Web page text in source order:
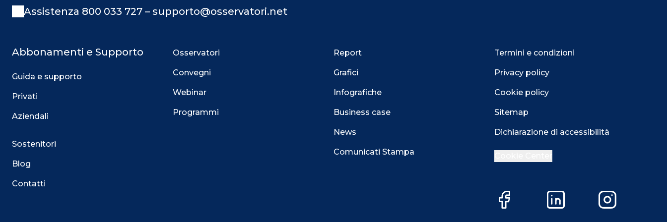
Assistenza 800 033 727 – supporto@osservatori.net
Abbonamenti e Supporto
Guida e supporto
Privati
Aziendali
Sostenitori
Blog
Contatti
Osservatori
Convegni
Webinar
Programmi
Report
Grafici
Infografiche
Business case
News
Comunicati Stampa
Termini e condizioni
Privacy policy
Cookie policy
Sitemap
Dichiarazione di accessibilità
Facebook LinkedIn Instagram